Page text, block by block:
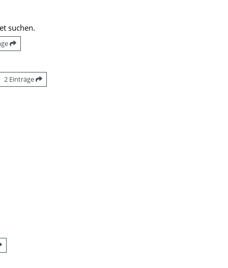
suchen.
2 Einträge